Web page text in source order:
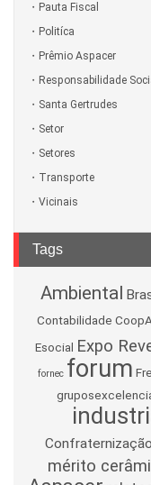
Pauta Fiscal
Politíca
Prêmio Aspacer
Responsabilidade
Santa Gertrudes
Setor
Setores
Transporte
Vicinais
Tags
Ambiental
Contabilidade
Esocial Expo
fornec forum
Confraternização
mérito